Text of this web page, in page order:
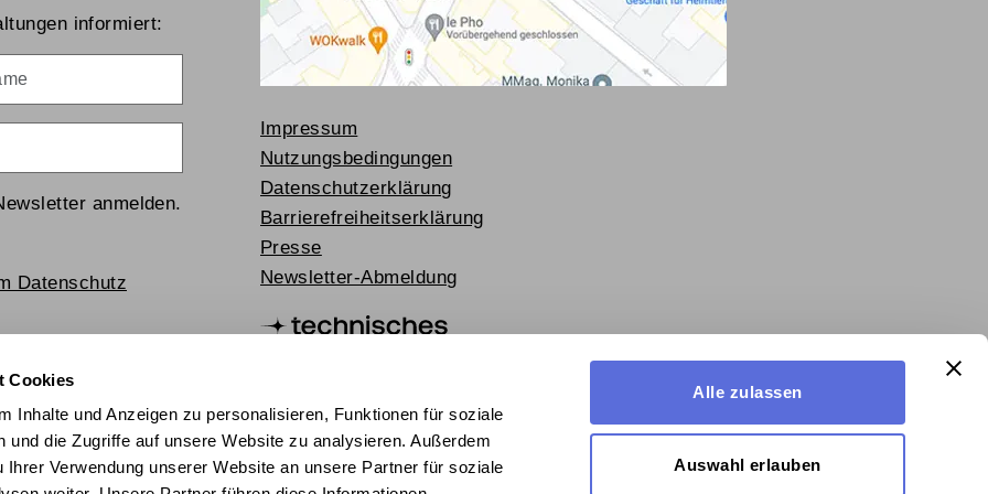
Cookies
Inhalte und Anzeigen zu personalisieren, Funktionen für soziale
und die Zugriffe auf unsere Website zu analysieren. Außerdem
Ihrer Verwendung unserer Website an unsere Partner für soziale
Alle zulassen
Auswahl erlauben
informiert:
anmelden.
Datenschutz
Impressum
Nutzungsbedingungen
Datenschutzerklärung
Barrierefreiheitserklärung
Presse
Newsletter-Abmeldung